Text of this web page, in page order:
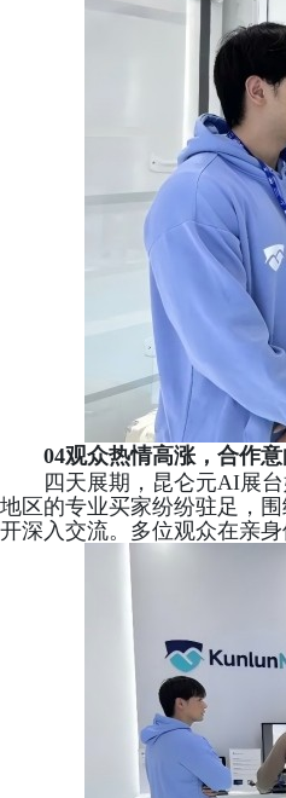
04观众热情高涨，合作
四天展期，昆仑元AI展
地区的专业买家纷纷驻足，
开深入交流。多位观众在亲